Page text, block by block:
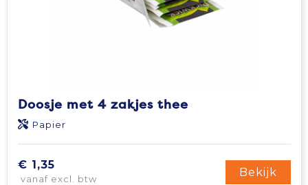
Doosje met 4 zakjes thee
Papier
€ 1,35
vanaf excl. btw
Bekijk